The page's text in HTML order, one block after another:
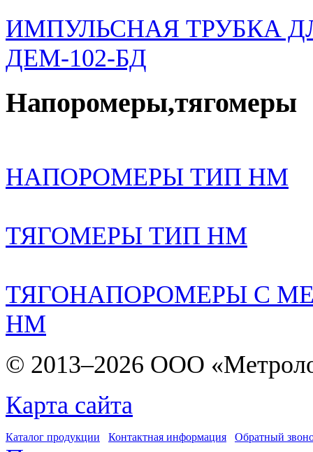
ИМПУЛЬСНАЯ ТРУБКА
ДЕМ-102-БД
Напоромеры,тягомеры
НАПОРОМЕРЫ ТИП НМ
ТЯГОМЕРЫ ТИП НМ
ТЯГОНАПОРОМЕРЫ С
НМ
© 2013–2026 ООО
Карта сайта
Каталог продукции Контактная информация Обратный